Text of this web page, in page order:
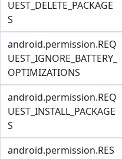
UEST_DELETE_PACKAGE
S
android.permission.REQ
UEST_IGNORE_BATTERY_
OPTIMIZATIONS
android.permission.REQ
UEST_INSTALL_PACKAGE
S
android.permission.RES